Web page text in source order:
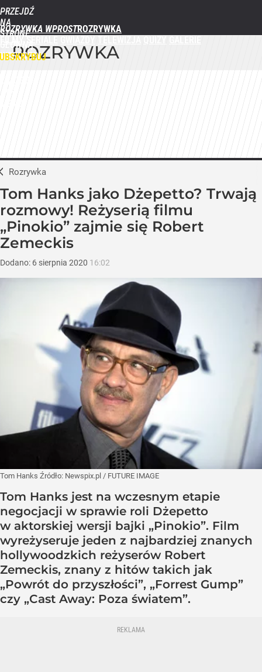
PRZEJDŹ
NA
STRONĘ
GŁÓWNĄ
WPROST.PL
ROZRYWKA WPROST
ROZRYWKA
Rozrywka
Tom Hanks jako Dżepetto? Trwają
rozmowy! Reżyserią filmu
„Pinokio” zajmie się Robert
Zemeckis
Dodano: 6 sierpnia 2020 16:02
Tom Hanks Źródło: Newspix.pl / FUTURE IMAGE
Tom Hanks jest na wczesnym etapie
negocjacji w sprawie roli Dżepetto
w aktorskiej wersji bajki „Pinokio”. Film
wyreżyseruje jeden z najbardziej znanych
hollywoodzkich reżyserów Robert
Zemeckis, znany z hitów takich jak
„Powrót do przyszłości”, „Forrest Gump”
czy „Cast Away: Poza światem”.